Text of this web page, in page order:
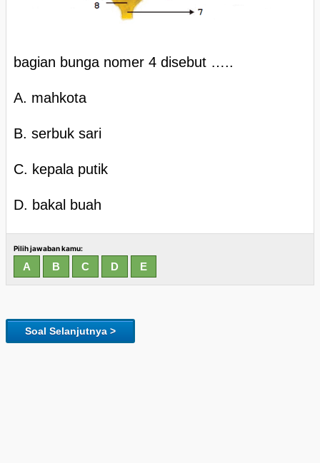
bagian bunga nomer 4 disebut …..
A. mahkota
B. serbuk sari
C. kepala putik
D. bakal buah
Pilih jawaban kamu:
Soal Selanjutnya >